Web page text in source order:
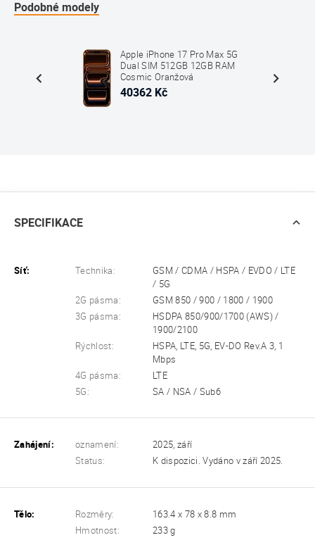
Podobné modely
Apple iPhone 17 Pro Max 5G
Dual SIM 512GB 12GB RAM
Cosmic Oranžová
40362 Kč
SPECIFIKACE
Síť: Technika:
GSM / CDMA / HSPA / EVDO / LTE
/ 5G
2G pásma:
GSM 850 / 900 / 1800 / 1900
3G pásma:
HSDPA 850/900/1700 (AWS) /
1900/2100
Rýchlost:
HSPA, LTE, 5G, EV-DO Rev.A 3, 1
Mbps
4G pásma:
LTE
5G:
SA / NSA / Sub6
Zahájení: oznamení:
2025, září
Status:
K dispozici. Vydáno v září 2025.
Tělo: Rozměry:
163.4 x 78 x 8.8 mm
Hmotnost:
233 g